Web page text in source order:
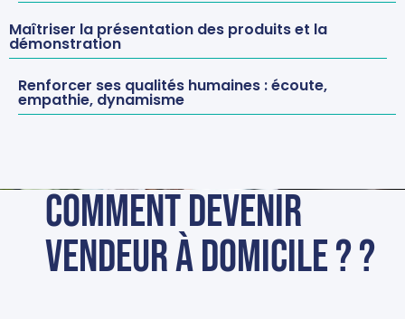
Maîtriser la présentation des produits et la
démonstration
Renforcer ses qualités humaines : écoute,
empathie, dynamisme
Comment devenir
vendeur à domicile ? ?